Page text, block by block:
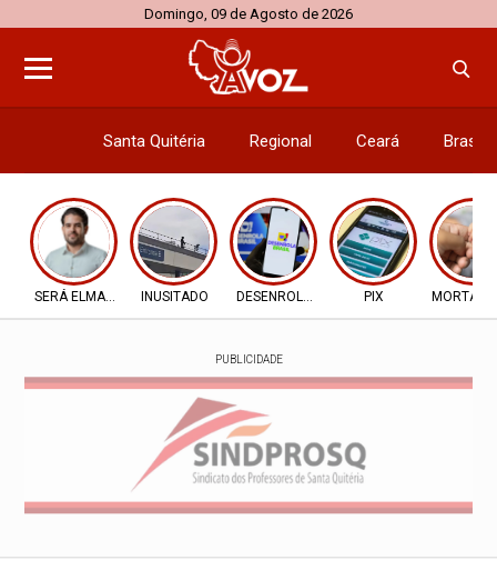
Domingo, 09 de Agosto de 2026
Santa Quitéria Regional Ceará Brasil
SERÁ ELMANO X CIROINUSITADO DESENROLA 2.0 PIX
PUBLICIDADE